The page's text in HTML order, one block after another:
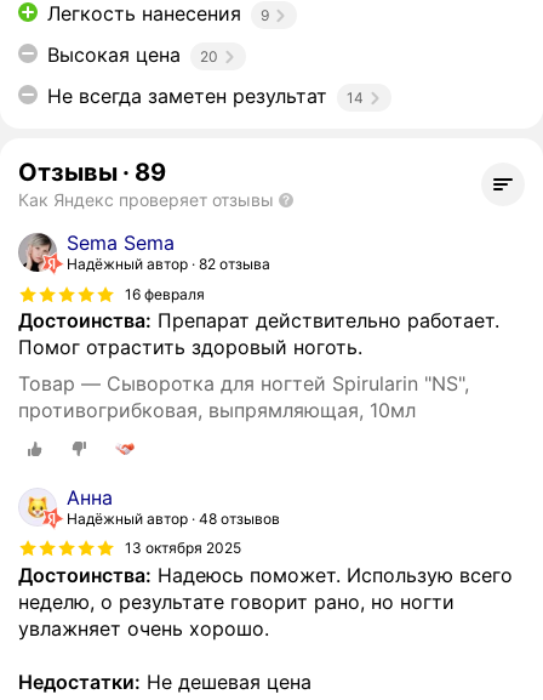
Легкость нанесения 9
Высокая цена 20
Не всегда заметен результат 14
Отзывы · 89
Как Яндекс проверяет отзывы
Sema Sema
Надёжный автор 82 отзыва
16 февраля
Достоинства: Препарат действительно работает.
Помог отрастить здоровый ноготь.
Товар — Сыворотка для ногтей Spirularin "NS",
противогрибковая, выпрямляющая, 10мл
Анна
Надёжный автор 48 отзывов
13 октября 2025
Достоинства: Надеюсь поможет. Использую всего
неделю, о результате говорит рано, но ногти
увлажняет очень хорошо.
Недостатки: Не дешевая цена